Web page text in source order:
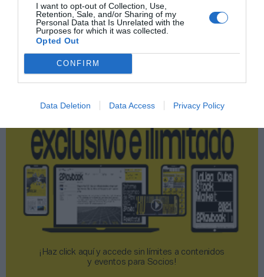
I want to opt-out of Collection, Use,
Retention, Sale, and/or Sharing of my
Personal Data that Is Unrelated with the
Purposes for which it was collected.
Opted Out
CONFIRM
Data Deletion Data Access Privacy Policy
Publicidad
2Playbook Club
¡Haz click aquí y accede sin límites a contenidos
y eventos para Socios!​​​​​​​